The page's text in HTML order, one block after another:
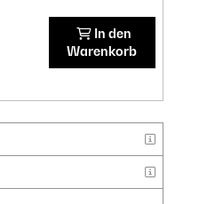
In den
Warenkorb